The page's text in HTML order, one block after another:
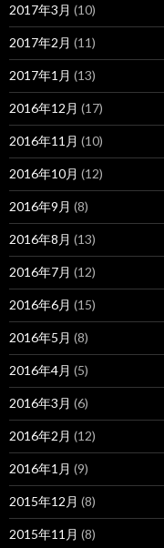
2017年3月 (10)
2017年2月 (11)
2017年1月 (13)
2016年12月 (17)
2016年11月 (10)
2016年10月 (12)
2016年9月 (8)
2016年8月 (13)
2016年7月 (12)
2016年6月 (15)
2016年5月 (8)
2016年4月 (5)
2016年3月 (6)
2016年2月 (12)
2016年1月 (9)
2015年12月 (8)
2015年11月 (8)